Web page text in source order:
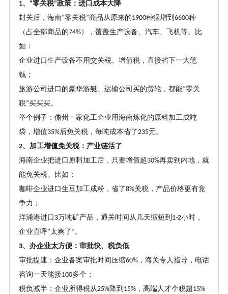
1、 “零关税”政策：进口成本大降
封关后，海南“零关税”商品从原来的1900种猛增到 6600种
（占全部商品的74%），覆盖生产设备、汽车、飞机等。比
如：
企业进口生产设备不用交关税、增值税，直接省下一大笔
钱；
旅游公司进口的豪华游艇、运输公司买的货轮，都能“零关
税”买买买。
举个例子：儋州一家化工企业用海南炼化的原料加工成吨
袋，增值35%后免关税，每吨成本省了235元。
2、加工增值免关税：产业链活了
海南企业把进口原料加工后，只要增值超 30%再卖到内地，就
能免关税。比如：
咖啡企业进口生豆加工成粉，省了8%关税，产品价格更有竞
争力；
洋浦港进口 3万吨矿产品，通关时间从几天缩短到 1-2小时，
企业直呼“太爽了 ”。
3、办企业太方便：审批快、税负低
审批提速：企业备案审批时间压缩60%，海关专人指导，电话
咨询一天能接100多个；
税负减半：企业所得税从25%降到 15%，高端人才个税超 15%